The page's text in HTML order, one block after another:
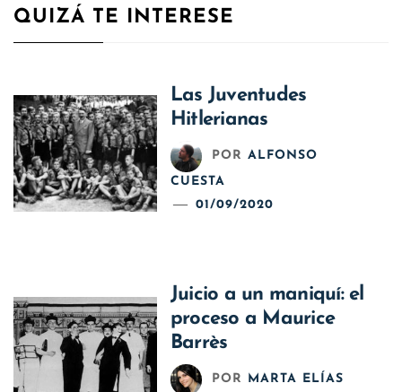
QUIZÁ TE INTERESE
Las Juventudes
Hitlerianas
POR ALFONSO
CUESTA
01/09/2020
Juicio a un maniquí: el
proceso a Maurice
Barrès
POR MARTA ELÍAS